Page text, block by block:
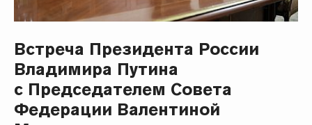
Встреча Президента России
Владимира Путина
с Председателем Совета
Федерации Валентиной